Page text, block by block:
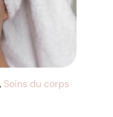
, Soins du corps